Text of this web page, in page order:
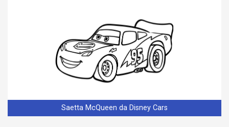
Saetta McQueen da Disney Cars